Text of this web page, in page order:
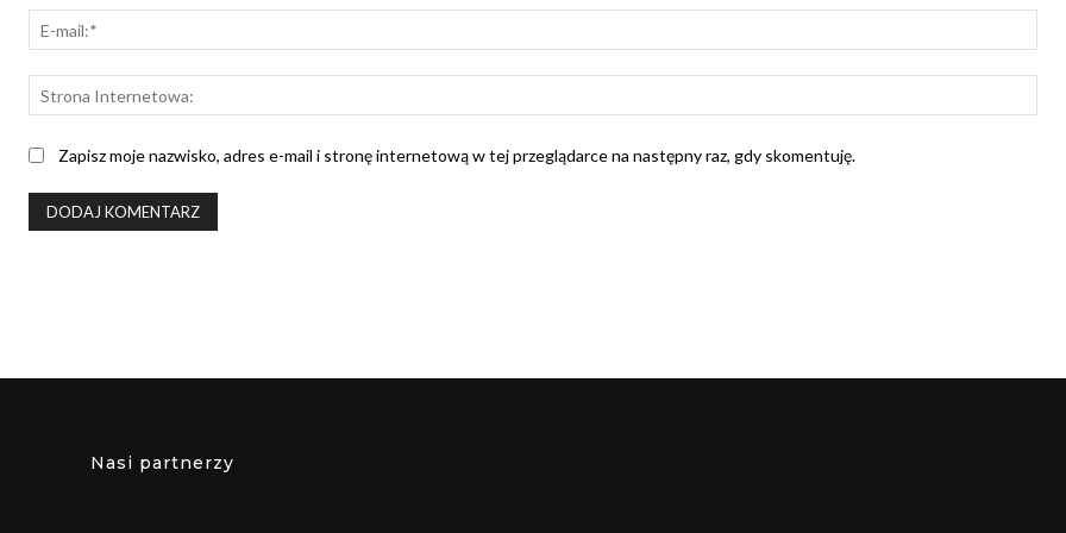
Zapisz moje nazwisko, adres e-mail i stronę internetową w tej przeglądarce na następny raz, gdy skomentuję.
Nasi partnerzy